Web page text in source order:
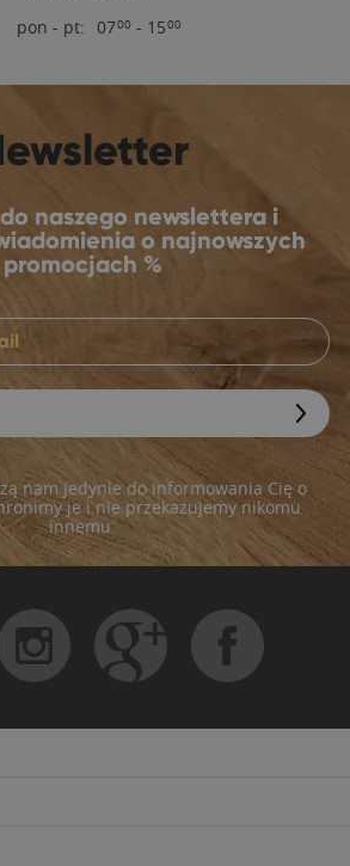
pon - pt: 0700 - 1500
naszego newslettera i
o najnowszych
promocjach %
nam jedynie do informowania Cię o
je i nie przekazujemy nikomu
innemu.